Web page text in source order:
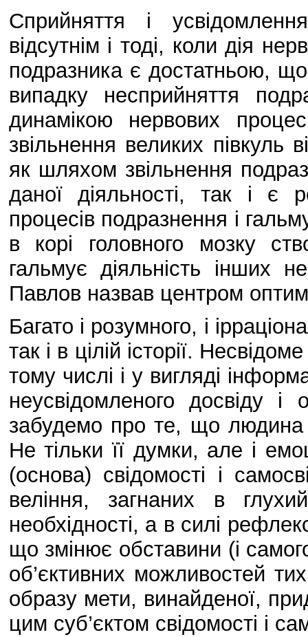
Сприйняття і
відсутнім і тоді, коли дія
подразника є достатньою,
випадку несприйняття
динамікою нервових
звільнення великих півкуль
як шляхом звільнення
даної діяльності, так і є
процесів подразнення і
в корі головного мозку
гальмує діяльність інших
Павлов назвав центром
Багато і розумного, і
так і в цілій історії.
тому числі і у вигляді
неусвідомленого досвіду
забудемо про те, що
Не тільки її думки, але і
(основа) свідомості і
веління, загнаних в
необхідності, а в силі
що змінює обставини (і
об’єктивних можливостей
образу мети, винайденої,
цим суб’єктом свідомості і